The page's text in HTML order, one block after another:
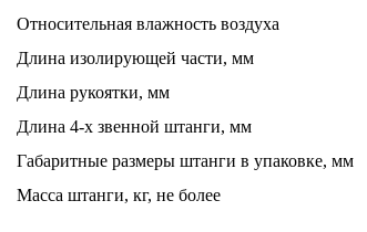
Относительная влажность воздуха
Длина изолирующей части, мм
Длина рукоятки, мм
Длина 4-х звенной штанги, мм
Габаритные размеры штанги в упаковке, мм
Масса штанги, кг, не более